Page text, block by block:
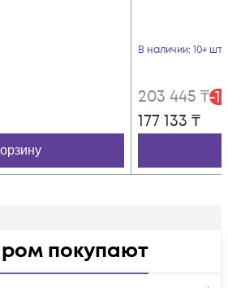
В наличии: 10+ шт
203 445 ₸-
177 133 ₸
покупают